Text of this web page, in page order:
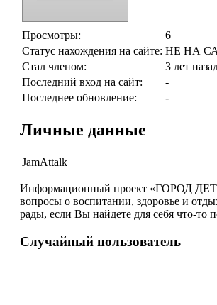
Просмотры:
6
Статус нахождения на сайте: НЕ НА
Стал членом:
3 лет
Последний вход на сайт:
-
Последнее обновление:
-
Личные данные
JamAttalk
Информационный проект «ГОРОД
вопросы о воспитании, здоровье и
рады, если Вы найдете для себя что-то
Случайный пользователь